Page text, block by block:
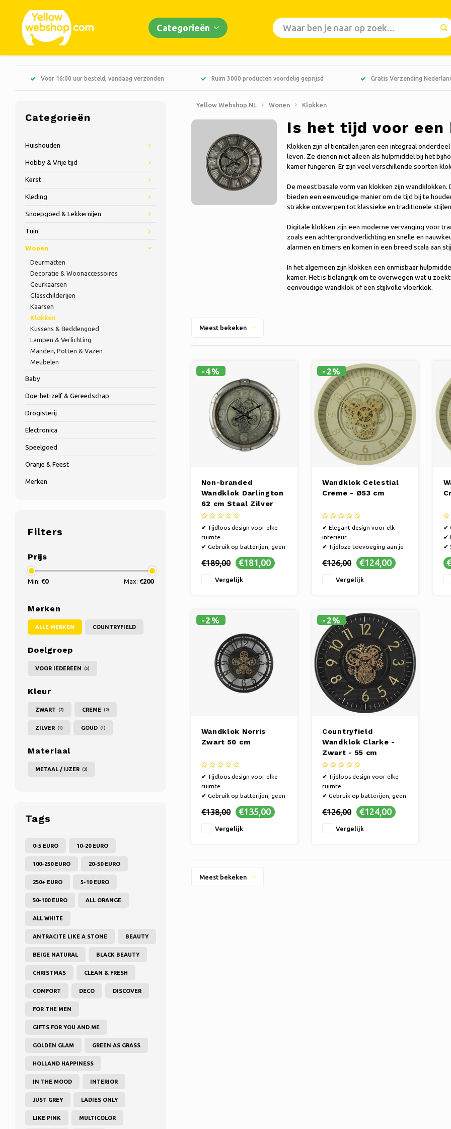
Categorieën
Voor 16:00 uur besteld, vandaag verzonden Ruim 3000 producten voordelig geprijsd Gratis Verzending
Categorieën
Huishouden
Hobby & Vrije tijd
Kerst
Kleding
Snoepgoed & Lekkernijen
Tuin
Wonen
Deurmatten
Decoratie & Woonaccessoires
Geurkaarsen
Glasschilderijen
Kaarsen
Klokken
Kussens & Beddengoed
Lampen & Verlichting
Manden, Potten & Vazen
Meubelen
Baby
Doe-het-zelf & Gereedschap
Drogisterij
Electronica
Speelgoed
Oranje & Feest
Merken
Filters
Prijs
Min: €0 Max: €200
Merken
ALLE MERKEN COUNTRYFIELD
Doelgroep
VOOR IEDEREEN (5)
Kleur
ZWART (2) CREME (2)
ZILVER (1) GOUD (1)
Materiaal
METAAL / IJZER (3)
Tags
0-5 EURO 10-20 EURO
100-250 EURO 20-50 EURO
250+ EURO 5-10 EURO
50-100 EURO ALL ORANGE
ALL WHITE
ANTRACITE LIKE A STONE BEAUTY
BEIGE NATURAL BLACK BEAUTY
CHRISTMAS CLEAN & FRESH
COMFORT DECO DISCOVER
FOR THE MEN
GIFTS FOR YOU AND ME
GOLDEN GLAM GREEN AS GRASS
HOLLAND HAPPINESS
IN THE MOOD INTERIOR
JUST GREY LADIES ONLY
LIKE PINK MULTICOLOR
Yellow Webshop NL Wonen Klokken
Is het tijd voor een
Klokken zijn al tientallen jaren een integraal
leven. Ze dienen niet alleen als hulpmiddel bij het
kamer fungeren. Er zijn veel verschillende soorten
De meest basale vorm van klokken zijn
bieden een eenvoudige manier om de tijd bij te
strakke ontwerpen tot klassieke en traditionele
Digitale klokken zijn een moderne vervanging voor
zoals een achtergrondverlichting en snelle en
alarmen en timers en komen in een breed scala aan
In het algemeen zijn klokken een onmisbaar
kamer. Het is belangrijk om te overwegen wat u
eenvoudige wandklok of een stijlvolle vloerklok.
Meest bekeken
-4%
Non-branded
Wandklok Darlington
62 cm Staal Zilver
✔ Tijdloos design voor elke
ruimte
✔ Gebruik op batterijen, geen
snoer zichtbaar
✔ Wanddecoratie met een
dubbele functie
€189,00 €181,00
Vergelijk
-2%
Wandklok Celestial
Creme - Ø53 cm
✔ Elegant design voor elk
interieur
✔ Tijdloze toevoeging aan je
✔ Stijlvolle crème kleur
€126,00 €124,00
Vergelijk
✔
✔
✔
-2%
Wandklok Norris
Zwart 50 cm
✔ Tijdloos design voor elke
ruimte
✔ Gebruik op batterijen, geen
snoer zichtbaar
✔ Wanddecoratie met een
dubbele functie
€138,00 €135,00
Vergelijk
-2%
Countryfield
Wandklok Clarke -
Zwart - 55 cm
✔ Tijdloos design voor elke
ruimte
✔ Gebruik op batterijen, geen
snoer zichtbaar
✔ Wanddecoratie met een
dubbele functie
€126,00 €124,00
Vergelijk
Meest bekeken